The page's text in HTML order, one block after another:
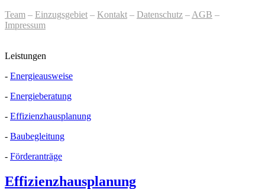
Team – Einzugsgebiet – Kontakt – Datenschutz – AGB –
Impressum
Leistungen
- Energieausweise
- Energieberatung
- Effizienzhausplanung
- Baubegleitung
- Förderanträge
Effizienzhausplanung